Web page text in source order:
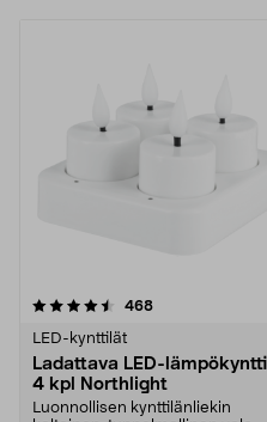
468arvostelut
LED-kynttilät
Ladattava LED-
4 kpl Northlight
Luonnollisen kynttilänliekin
4.5 viidestä